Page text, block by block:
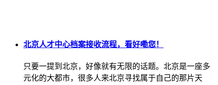
北京人才中心档案接收流程，看好嘞您！
只要一提到北京，好像就有无限的话题。北京是一座多
元化的大都市，很多人来北京寻找属于自己的那片天